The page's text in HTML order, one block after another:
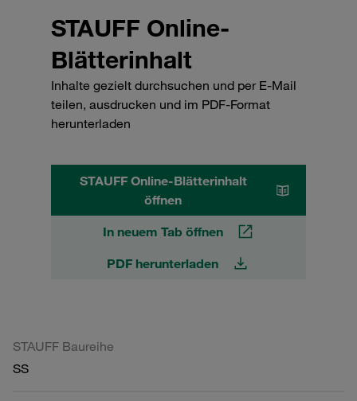
STAUFF Online-
Blätterinhalt
Inhalte gezielt durchsuchen und per E-Mail
teilen, ausdrucken und im PDF-Format
herunterladen
STAUFF Online-Blätterinhalt
öffnen
In neuem Tab öffnen
PDF herunterladen
STAUFF Baureihe
SS